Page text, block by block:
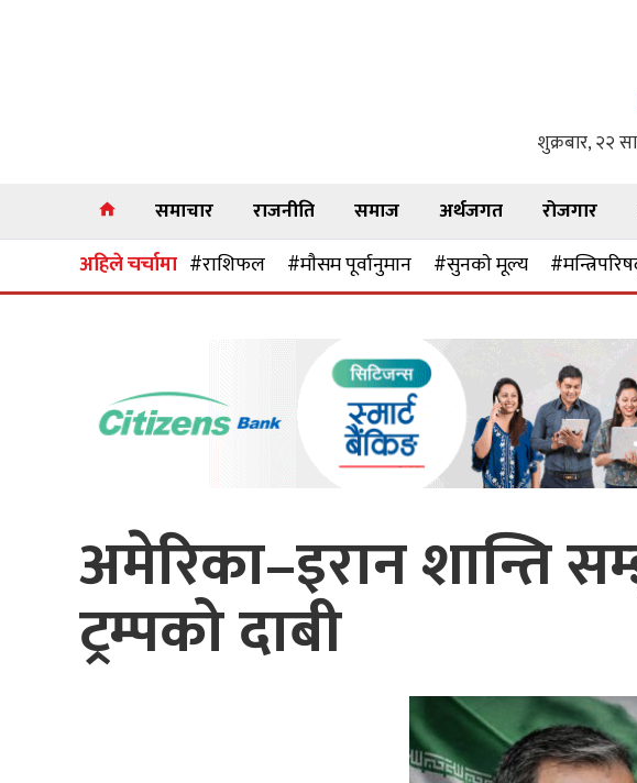
शुक्रबार, २२
समाचार राजनीति समाज अर्थजगत रोजगार
अहिले चर्चामा #राशिफल #माैसम पूर्वानुमान #सुनकाे मूल्य
अमेरिका–इरान शान्ति
ट्रम्पको दाबी